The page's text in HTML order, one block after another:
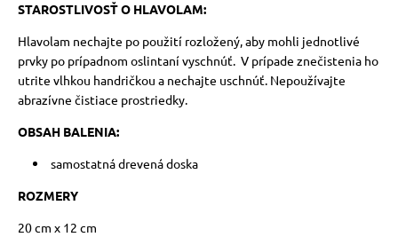
STAROSTLIVOSŤ O HLAVOLAM:
Hlavolam nechajte po použití rozložený, aby mohli jednotlivé
prvky po prípadnom oslintaní vyschnúť. V prípade znečistenia ho
utrite vlhkou handričkou a nechajte uschnúť. Nepoužívajte
abrazívne čistiace prostriedky.
OBSAH BALENIA:
samostatná drevená doska
ROZMERY
20 cm x 12 cm